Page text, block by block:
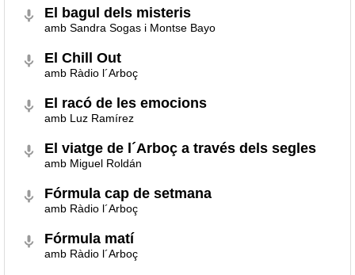
El bagul dels misteris
amb Sandra Sogas i Montse Bayo
El Chill Out
amb Ràdio l´Arboç
El racó de les emocions
amb Luz Ramírez
El viatge de l´Arboç a través dels segles
amb Miguel Roldán
Fórmula cap de setmana
amb Ràdio l´Arboç
Fórmula matí
amb Ràdio l´Arboç